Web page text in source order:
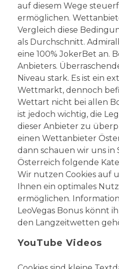
auf diesem Wege
ermöglichen.
Vergleich diese
als Durchschnitt.
eine 100% JokerBet an.
Anbieters.
Niveau stark. Es ist ein
Wettmarkt, dennoch
Wettart nicht bei allen
ist jedoch wichtig, die
dieser Anbieter zu
einen Wettanbieter
dann schauen wir uns
Österreich folgende
Wir nutzen Cookies auf
Ihnen ein optimales
ermöglichen.
LeoVegas Bonus könnt
den Langzeitwetten
YouTube Videos